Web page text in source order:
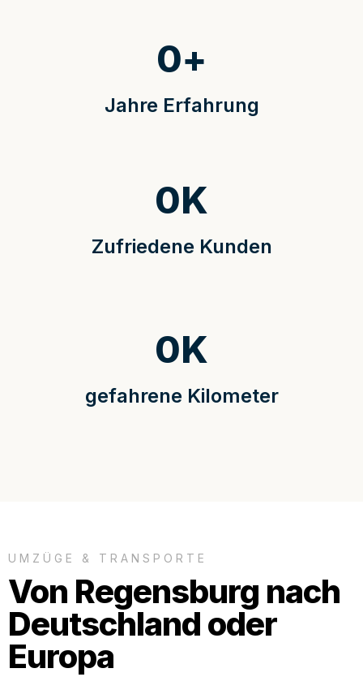
Jahre Erfahrung
0+
Zufriedene Kunden
0K
gefahrene Kilometer
0K
UMZÜGE & TRANSPORTE
Von Regensburg nach
Deutschland oder
Europa